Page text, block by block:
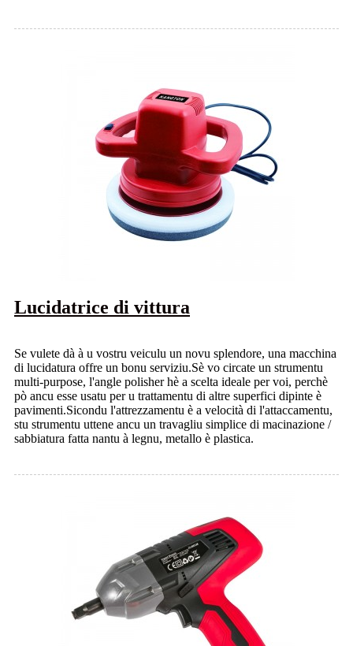
Lucidatrice di vittura
Se vulete dà à u vostru veiculu un novu splendore, una macchina
di lucidatura offre un bonu serviziu.Sè vo circate un strumentu
multi-purpose, l'angle polisher hè a scelta ideale per voi, perchè
pò ancu esse usatu per u trattamentu di altre superfici dipinte è
pavimenti.Sicondu l'attrezzamentu è a velocità di l'attaccamentu,
stu strumentu uttene ancu un travagliu simplice di macinazione /
sabbiatura fatta nantu à legnu, metallo è plastica.